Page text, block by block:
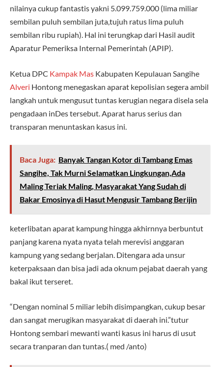
nilainya cukup fantastis yakni 5.099.759.000 (lima miliar
sembilan puluh sembilan juta,tujuh ratus lima puluh
sembilan ribu rupiah). Hal ini terungkap dari Hasil audit
Aparatur Pemeriksa Internal Pemerintah (APIP).
Ketua DPC Kampak Mas Kabupaten Kepulauan Sangihe
Alveri Hontong menegaskan aparat kepolisian segera ambil
langkah untuk mengusut tuntas kerugian negara disela sela
pengadaan inDes tersebut. Aparat harus serius dan
transparan menuntaskan kasus ini.
Baca Juga: Banyak Tangan Kotor di Tambang Emas
Sangihe, Tak Murni Selamatkan Lingkungan,Ada
Maling Teriak Maling, Masyarakat Yang Sudah di
Bakar Emosinya di Hasut Mengusir Tambang Berijin
keterlibatan aparat kampung hingga akhirnnya berbuntut
panjang karena nyata nyata telah merevisi anggaran
kampung yang sedang berjalan. Ditengara ada unsur
keterpaksaan dan bisa jadi ada oknum pejabat daerah yang
bakal ikut terseret.
“Dengan nominal 5 miliar lebih disimpangkan, cukup besar
dan sangat merugikan masyarakat di daerah ini.”tutur
Hontong sembari mewanti wanti kasus ini harus di usut
secara tranparan dan tuntas.( med /anto)